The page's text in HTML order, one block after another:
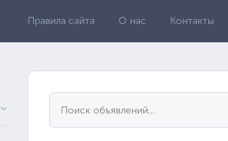
Правила сайта О нас Контакты